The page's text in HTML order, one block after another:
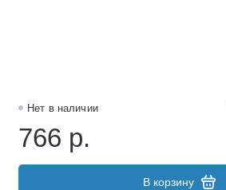
Нет в наличии
766 р.
В корзину